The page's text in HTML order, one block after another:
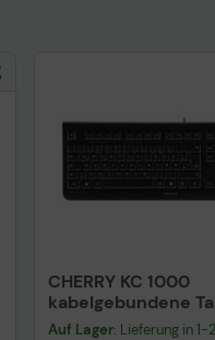
CHERRY KC 1000
kabelgebundene
QWERTZ DE -
Auf Lager: Lieferung in